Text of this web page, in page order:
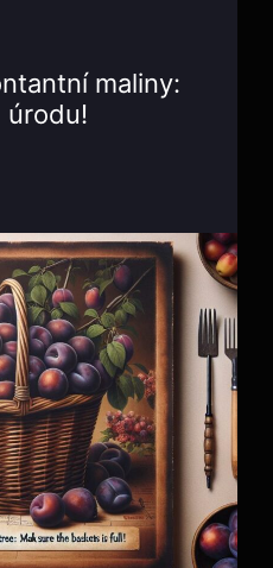
maliny:
úrodu!